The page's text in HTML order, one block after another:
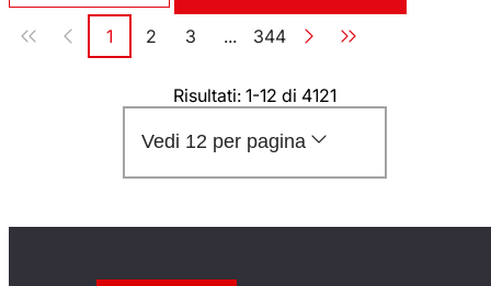
Paginazione
Pagina
1 Pagina
2 Pagina
3 ... Pagina
344
Risultati: 1-12 di 4121
Vedi 12 per pagina